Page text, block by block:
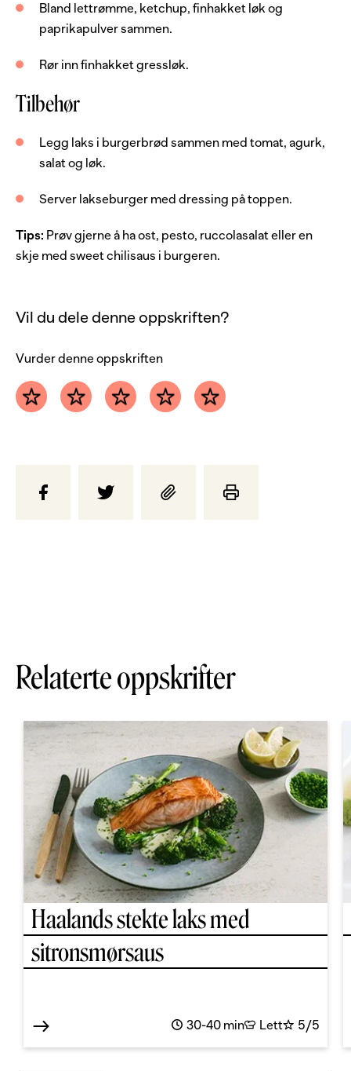
1 ts
paprikapulver
2
4 skiver
tomat
4 blad
salat
4 skiver gule løker
Bland lettrømme, ketchup, finhakket løk og
paprikapulver sammen.
Rør inn finhakket gressløk.
Tilbehør
Legg laks i burgerbrød sammen med tomat, agurk,
salat og løk.
Server lakseburger med dressing på toppen.
Tips: Prøv gjerne å ha ost, pesto, ruccolasalat eller en
skje med sweet chilisaus i burgeren.
Vil du dele denne oppskriften?
Vurder denne oppskriften
Relaterte oppskrifter
Haalands stekte laks med
sitronsmørsaus
30-40 min Lett 5/5